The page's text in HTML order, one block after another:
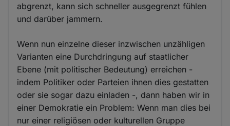
abgrenzt, kann sich schneller ausgegrenzt fühlen
und darüber jammern.
Wenn nun einzelne dieser inzwischen unzähligen
Varianten eine Durchdringung auf staatlicher
Ebene (mit politischer Bedeutung) erreichen -
indem Politiker oder Parteien ihnen dies gestatten
oder sie sogar dazu einladen -, dann haben wir in
einer Demokratie ein Problem: Wenn man dies bei
nur einer religiösen oder kulturellen Gruppe